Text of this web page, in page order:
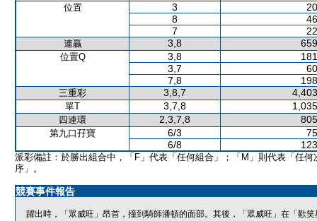
位置 3
8
7
連贏 3,8
位置Q 3,8
3,7
7,8
三重彩 3,8,7
單T 3,7,8
四連環 2,3,7,8
第九口孖寶 6/3
6/8
派彩備註：於勝出組合中，「F」代表「任何組合」；「M」則代表「任何
序」。
競賽事件報告
躍出時，「眾威旺」昂首，撞到騎師潘頓的面部。其後，「眾威旺」在「歡